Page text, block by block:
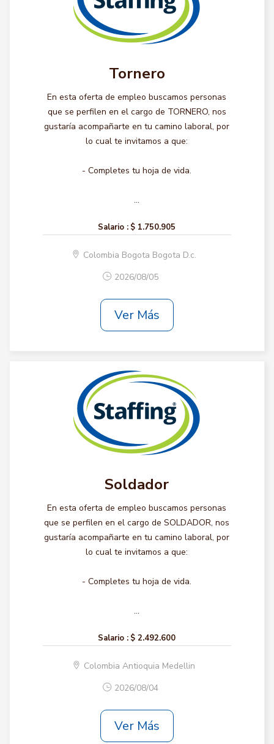
Tornero
En esta oferta de empleo buscamos personas
que se perfilen en el cargo de TORNERO, nos
gustaría acompañarte en tu camino laboral, por
lo cual te invitamos a que:
- Completes tu hoja de vida.
...
Salario : $ 1.750.905
Colombia Bogota Bogota D.c.
2026/08/05
Ver Más
Soldador
En esta oferta de empleo buscamos personas
que se perfilen en el cargo de SOLDADOR, nos
gustaría acompañarte en tu camino laboral, por
lo cual te invitamos a que:
- Completes tu hoja de vida.
...
Salario : $ 2.492.600
Colombia Antioquia Medellin
2026/08/04
Ver Más